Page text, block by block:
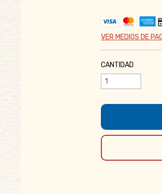
VER MEDIOS DE
CANTIDAD